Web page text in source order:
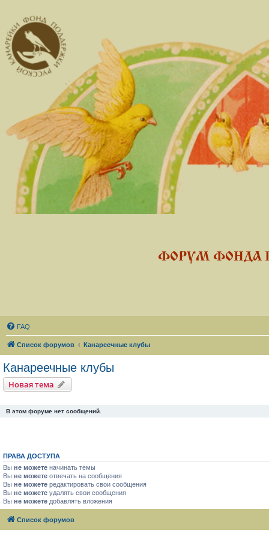
ФОРУМ ФОНДА
FAQ
Список форумов Канареечные клубы
Канареечные клубы
Новая тема
В этом форуме нет сообщений.
ПРАВА ДОСТУПА
Вы не можете начинать темы
Вы не можете отвечать на сообщения
Вы не можете редактировать свои сообщения
Вы не можете удалять свои сообщения
Вы не можете добавлять вложения
Список форумов